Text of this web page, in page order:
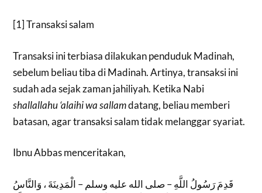
[1] Transaksi salam
Transaksi ini terbiasa dilakukan penduduk Madinah,
sebelum beliau tiba di Madinah. Artinya, transaksi ini
sudah ada sejak zaman jahiliyah. Ketika Nabi
shallallahu ‘alaihi wa sallamdatang, beliau memberi
batasan, agar transaksi salam tidak melanggar syariat.
Ibnu Abbas menceritakan,
قَدِمَ رَسُولُ اللَّهِ – صلى الله عليه وسلم – الْمَدِينَةَ ، وَالنَّاسُ